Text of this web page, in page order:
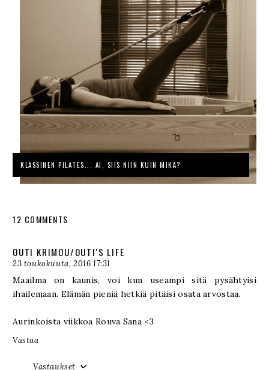
KLASSINEN PILATES... AI, SIIS NIIN KUIN MIKÄ?
12 COMMENTS
OUTI KRIMOU/OUTI'S LIFE
23 toukokuuta, 2016 17:31
Maailma on kaunis, voi kun useampi sitä pysähtyisi
ihailemaan. Elämän pieniä hetkiä pitäisi osata arvostaa.
Aurinkoista viikkoa Rouva Sana <3
Vastaa
Vastaukset